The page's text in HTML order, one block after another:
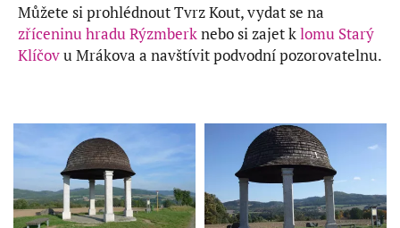
Můžete si prohlédnout Tvrz Kout, vydat se na
zříceninu hradu Rýzmberknebo si zajet klomu Starý
Klíčovu Mrákova a navštívit podvodní pozorovatelnu.